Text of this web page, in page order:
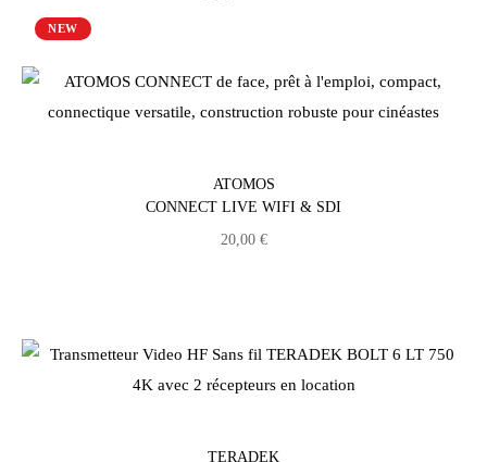
NEW
ATOMOS
CONNECT LIVE WIFI & SDI
20,00 €
TERADEK